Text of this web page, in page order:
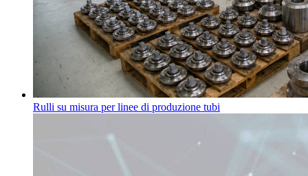
Rulli su misura per linee di produzione tubi